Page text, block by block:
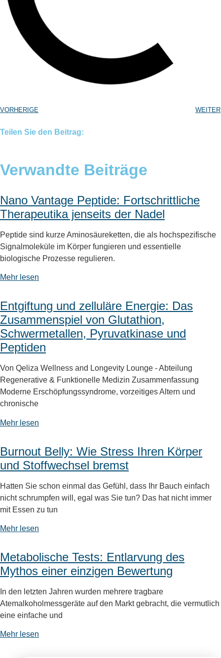
VORHERIGE WEITER
Teilen Sie den Beitrag:
Verwandte Beiträge
Nano Vantage Peptide: Fortschrittliche
Therapeutika jenseits der Nadel
Peptide sind kurze Aminosäureketten, die als hochspezifische
Signalmoleküle im Körper fungieren und essentielle
biologische Prozesse regulieren.
Mehr lesen
Entgiftung und zelluläre Energie: Das
Zusammenspiel von Glutathion,
Schwermetallen, Pyruvatkinase und
Peptiden
Von Qeliza Wellness and Longevity Lounge - Abteilung
Regenerative & Funktionelle Medizin Zusammenfassung
Moderne Erschöpfungssyndrome, vorzeitiges Altern und
chronische
Mehr lesen
Burnout Belly: Wie Stress Ihren Körper
und Stoffwechsel bremst
Hatten Sie schon einmal das Gefühl, dass Ihr Bauch einfach
nicht schrumpfen will, egal was Sie tun? Das hat nicht immer
mit Essen zu tun
Mehr lesen
Metabolische Tests: Entlarvung des
Mythos einer einzigen Bewertung
In den letzten Jahren wurden mehrere tragbare
Atemalkoholmessgeräte auf den Markt gebracht, die vermutlich
eine einfache und
Mehr lesen